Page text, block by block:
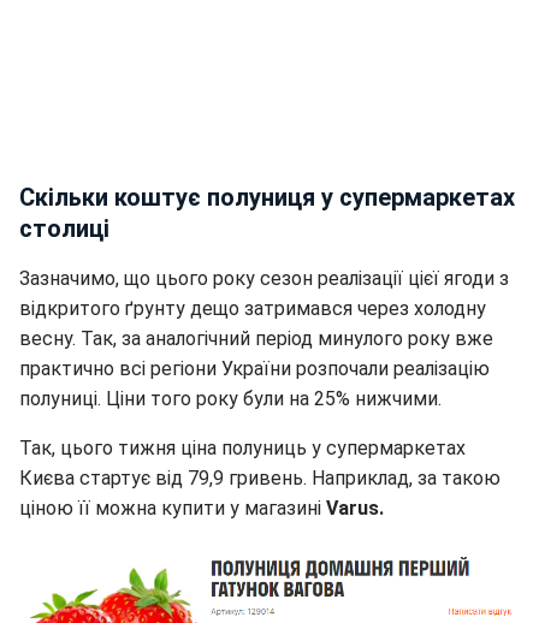
Скільки коштує полуниця у супермаркетах
столиці
Зазначимо, що цього року сезон реалізації цієї ягоди з
відкритого ґрунту дещо затримався через холодну
весну. Так, за аналогічний період минулого року вже
практично всі регіони України розпочали реалізацію
полуниці. Ціни того року були на 25% нижчими.
Так, цього тижня ціна полуниць у супермаркетах
Києва стартує від 79,9 гривень. Наприклад, за такою
ціною її можна купити у магазині Varus.